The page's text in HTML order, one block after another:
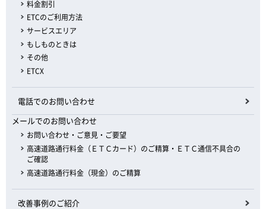
料金割引
ETCのご利用方法
サービスエリア
もしものときは
その他
ETCX
電話でのお問い合わせ
メールでのお問い合わせ
お問い合わせ・ご意見・ご要望
高速道路通行料金（ＥＴＣカード）のご精算・ＥＴＣ通信不具合の
ご確認
高速道路通行料金（現金）のご精算
改善事例のご紹介